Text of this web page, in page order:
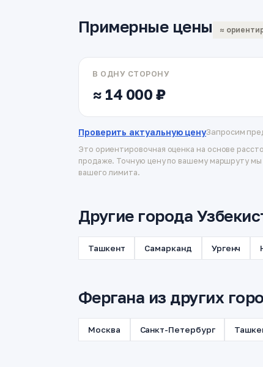
Примерные цены ≈
В ОДНУ СТОРОНУ
≈ 14 000 ₽
Проверить актуальную ценуЗапросим
Это ориентировочная оценка на основе
продаже. Точную цену по вашему маршруту
вашего лимита.
Другие города
Ташкент Самарканд Ургенч
Фергана из других
Москва Санкт-Петербург